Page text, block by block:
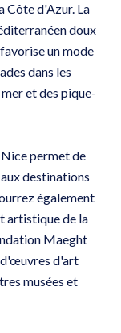
Côte d'Azur. La
doux
un mode
dans les
et des pique-
permet de
destinations
également
artistique de la
Maeght
d'art
musées et